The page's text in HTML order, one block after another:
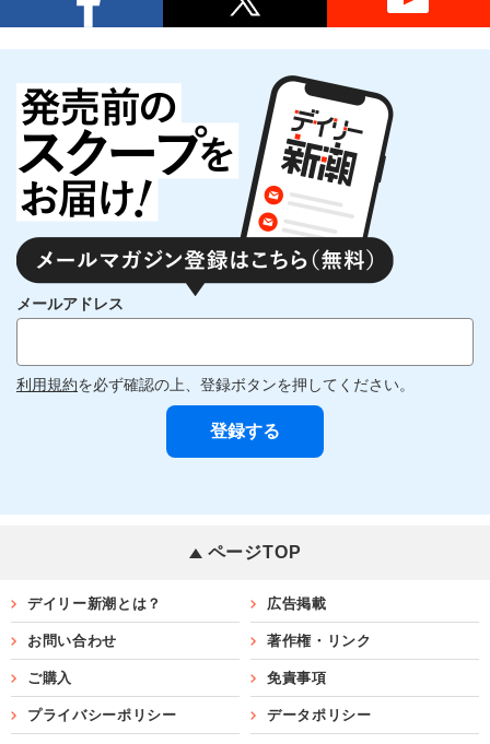
メールアドレス
利用規約を必ず確認の上、登録ボタンを押してください。
ページTOP
デイリー新潮とは？ 広告掲載
お問い合わせ 著作権・リンク
ご購入 免責事項
プライバシーポリシー データポリシー